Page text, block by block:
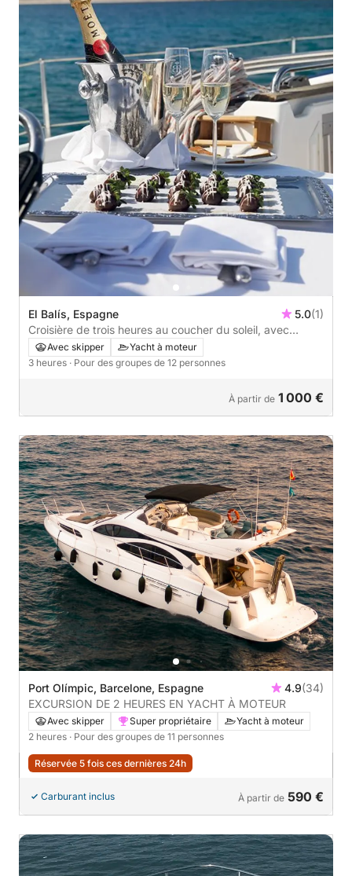
El Balís, Espagne 5.0(1)
Croisière de trois heures au coucher du soleil, avec
cocktail de bienvenue ou cava, cuisine gastronomique et
vue sur la mer.
Avec skipper
Yacht à moteur
3 heures · Pour des groupes de 12 personnes
À partir de 1 000 €
Port Olímpic, Barcelone, Espagne 4.9(34)
EXCURSION DE 2 HEURES EN YACHT À MOTEUR
Avec skipper Super propriétaire
Yacht à moteur
2 heures · Pour des groupes de 11 personnes
Réservée 5 fois ces dernières 24h
Carburant inclus À partir de 590 €